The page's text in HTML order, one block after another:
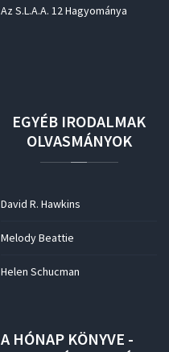
Az S.L.A.A. 12 Hagyománya
EGYÉB IRODALMAK
OLVASMÁNYOK
David R. Hawkins
Melody Beattie
Helen Schucman
A HÓNAP KÖNYVE -